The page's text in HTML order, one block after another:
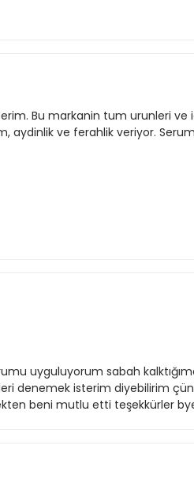
Bu markanin tum urunleri ve
ve ferahlik veriyor.
uyguluyorum sabah
denemek isterim diyebilirim
beni mutlu etti teşekkürler